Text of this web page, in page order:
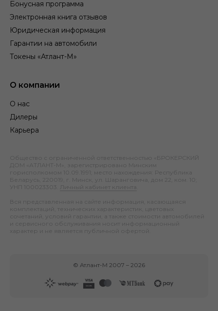
Бонусная программа
Электронная книга отзывов
Юридическая информация
Гарантии на автомобили
Токены «Атлант-М»
О компании
О нас
Дилеры
Карьера
Общество с ограниченной ответственностью «БРОКЕРСКИЙ
ДОМ «АТЛАНТ-М», зарегистрировано Минским
горисполкомом 10.09.1991; место нахождения: Республика
Беларусь, 220019, г. Минск, ул. Шаранговича, дом 22, ком. 10;
УНП 100023303.
Личный кабинет клиента
Вся представленная на сайте информация, касающаяся
комплектаций, технических характеристик, цветовых
сочетаний, условий гарантии, а также стоимости автомобилей
и сервисного обслуживания носит информационный
характер и не является публичной офертой.
© Атлант-М 2007 – 2026